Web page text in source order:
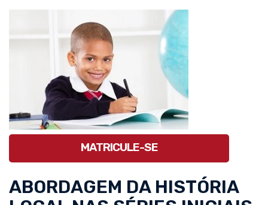
MATRICULE-SE
ABORDAGEM DA HISTÓRIA